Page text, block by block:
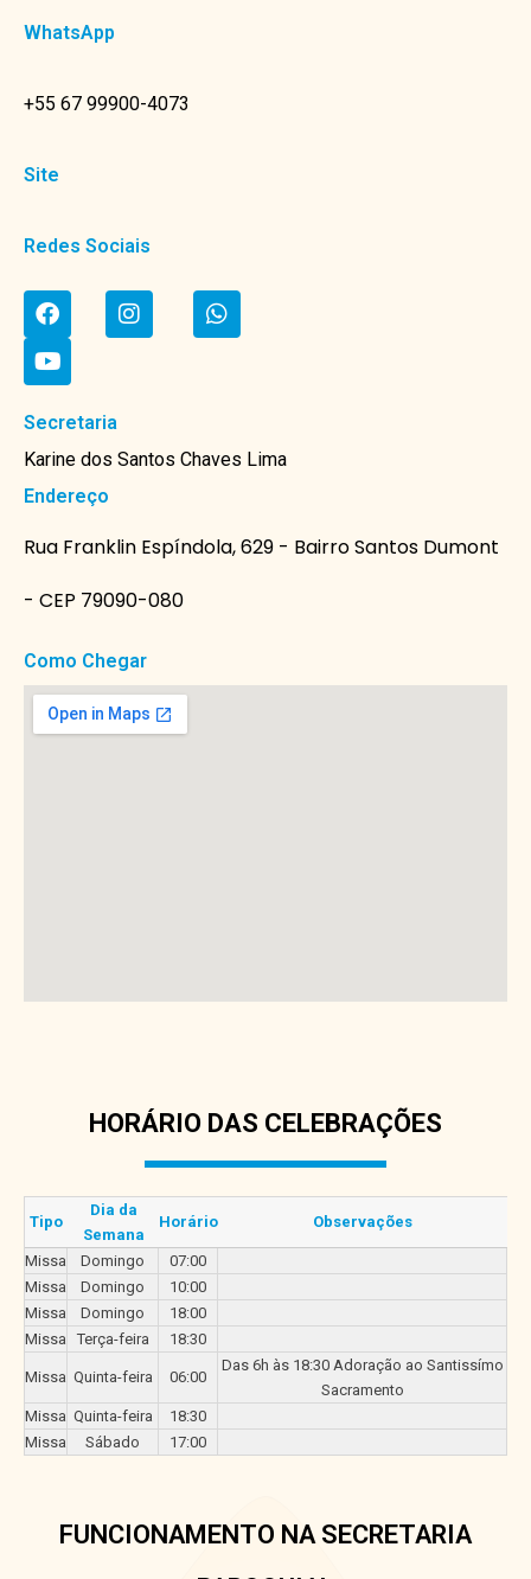
WhatsApp
+55 67 99900-4073
Site
Redes Sociais
Secretaria
Karine dos Santos Chaves Lima
Endereço
Rua Franklin Espíndola, 629 - Bairro Santos Dumont
- CEP 79090-080
Como Chegar
HORÁRIO DAS CELEBRAÇÕES
Tipo
Dia da
Semana
Horário Observações
Missa Domingo
07:00
Missa
Domingo
10:00
Missa
Domingo
18:00
Missa
Terça-feira 18:30
Missa Quinta-feira 06:00
Das 6h às 18:30 Adoração ao Santissímo
Sacramento
Missa Quinta-feira
18:30
Missa
Sábado 17:00
FUNCIONAMENTO NA SECRETARIA